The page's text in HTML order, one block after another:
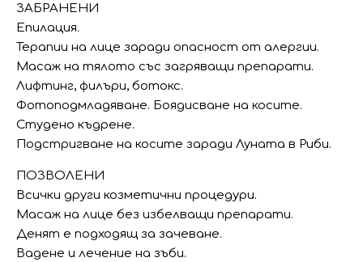
ЗАБРАНЕНИ
Епилация.
Терапии на лице заради опасност от алергии.
Масаж на тялото със загряващи препарати.
Лифтинг, филъри, ботокс.
Фотоподмладяване. Боядисване на косите.
Студено къдрене.
Подстригване на косите заради Луната в Риби.
ПОЗВОЛЕНИ
Всички други козметични процедури.
Масаж на лице без избелващи препарати.
Денят е подходящ за зачеване.
Вадене и лечение на зъби.